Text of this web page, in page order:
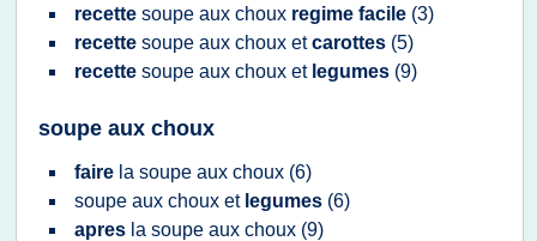
recette soupe aux choux regime facile (3)
recette soupe aux choux etcarottes (5)
recette soupe aux choux et legumes (9)
soupe aux choux
faire la soupe aux choux (6)
soupe aux choux et legumes (6)
apres la soupe aux choux (9)